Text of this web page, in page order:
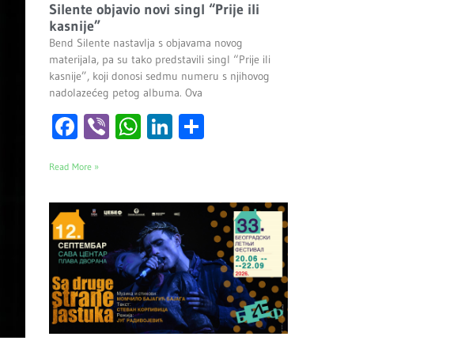
Silente objavio novi singl “Prije ili
kasnije”
Bend Silente nastavlja s objavama novog
materijala, pa su tako predstavili singl “Prije ili
kasnije”, koji donosi sedmu numeru s njihovog
nadolazećeg petog albuma. Ova
Facebook
ViberWhatsApp
LinkedIn
Read More »